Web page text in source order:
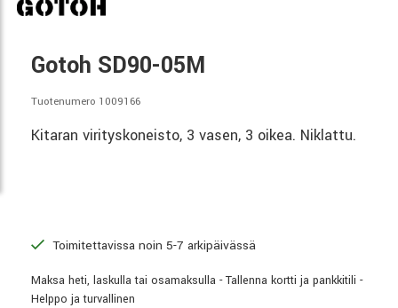
Gotoh SD90-05M
Tuotenumero 1009166
Kitaran virityskoneisto, 3 vasen, 3 oikea. Niklattu.
Toimitettavissa noin 5-7 arkipäivässä
Maksa heti, laskulla tai osamaksulla - Tallenna kortti ja pankkitili -
Helppo ja turvallinen